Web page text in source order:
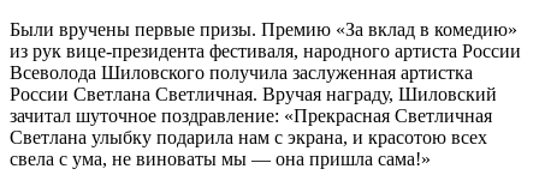
Были вручены первые призы. Премию «За вклад в комедию»
из рук вице-президента фестиваля, народного артиста России
Всеволода Шиловского получила заслуженная артистка
России Светлана Светличная. Вручая награду, Шиловский
зачитал шуточное поздравление: «Прекрасная Светличная
Светлана улыбку подарила нам с экрана, и красотою всех
свела с ума, не виноваты мы — она пришла сама!»